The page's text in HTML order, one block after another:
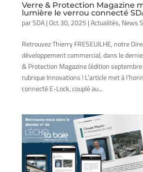
Verre & Protection Magazine
lumière le verrou connecté
parSDA|Oct 30, 2025 |Actualités, News
Retrouvez Thierry FRESEUILHE, notre
développement commercial, dans le
& Protection Magazine (édition
rubrique Innovations ! L’article met à
connecté E-Lock, couplé au...